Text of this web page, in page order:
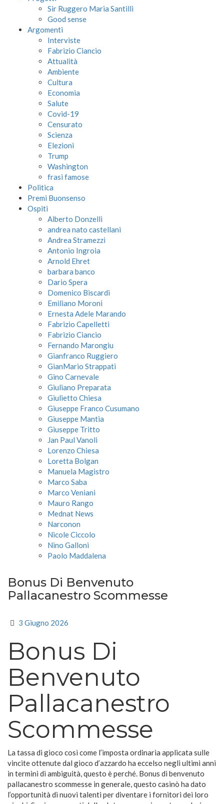
Sir Ruggero Maria Santilli
Good sense
Argomenti
Interviste
Fabrizio Ciancio
Attualità
Ambiente
Cultura
Economia
Salute
Covid-19
Censurato
Scienza
Elezioni
Trump
Washington
frasi famose
Politica
Premi Buonsenso
Ospiti
Alberto Donzelli
andrea nato castellani
Andrea Stramezzi
Antonio Ingroia
Arnold Ehret
barbara banco
Dario Spera
Domenico Biscardi
Emiliano Moroni
Ernesta Adele Marando
Fabrizio Capelletti
Fabrizio Ciancio
Fernando Marongiu
Gianfranco Ruggiero
GianMario Strappati
Gino Carnevale
Giuliano Preparata
Giulietto Chiesa
Giuseppe Franco Cusumano
Giuseppe Mantia
Giuseppe Tritto
Jan Paul Vanoli
Lorenzo Chiesa
Loretta Bolgan
Manuela Magistro
Marco Saba
Marco Veniani
Mauro Rango
Mednat News
Narconon
Nicole Ciccolo
Nino Galloni
Paolo Maddalena
Bonus Di Benvenuto
Pallacanestro Scommesse
3 Giugno 2026
Bonus Di
Benvenuto
Pallacanestro
Scommesse
La tassa di gioco così come l’imposta ordinaria applicata sulle
vincite ottenute dal gioco d’azzardo ha eccelso negli ultimi anni
in termini di ambiguità, questo è perché. Bonus di benvenuto
pallacanestro scommesse in generale, questo casinò ha dato
l’opportunità di nuovi talenti per diventare i fornitori dei loro